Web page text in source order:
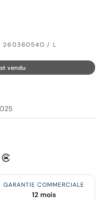
26036054O / L
vendu
GARANTIE COMMERCIALE
12 mois